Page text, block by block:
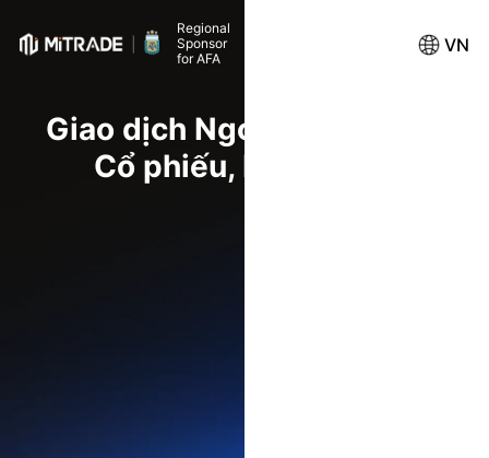
Regional
Sponsor
for AFA
VN
Giao dịch Ngoại hối, Hàng
Cổ phiếu, ETF và nhiều